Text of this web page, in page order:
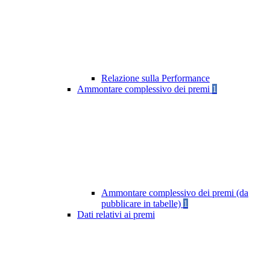
Relazione sulla Performance
Ammontare complessivo dei premi 1
Ammontare complessivo dei premi (da
pubblicare in tabelle) 1
Dati relativi ai premi